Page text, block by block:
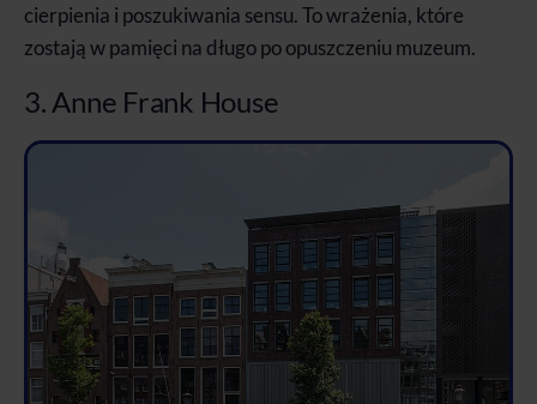
cierpienia i poszukiwania sensu. To wrażenia, które
zostają w pamięci na długo po opuszczeniu muzeum.
3. Anne Frank House